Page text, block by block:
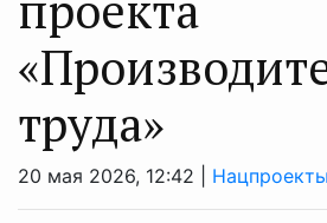
труда»
20 мая 2026, 12:42 | Нацпроекты